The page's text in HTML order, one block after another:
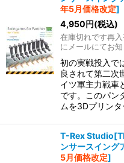
年5月価格改定]
4,950円(税込)
在庫切れです再
にメールにてお知
初の実戦投入で
良されて第二次
イツ軍主力戦車
です。このパン
ムを3Dプリン
T-Rex
ンサースイング
5月価格改定]